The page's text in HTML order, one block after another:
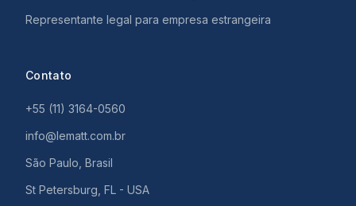
Representante legal para empresa estrangeira
Contato
+55 (11) 3164-0560
info@lematt.com.br
São Paulo, Brasil
St Petersburg, FL - USA